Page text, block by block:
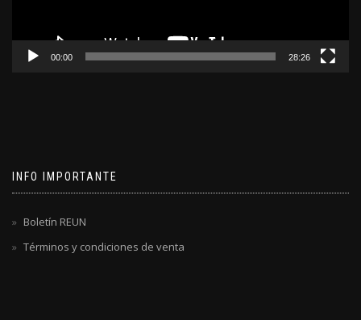
00:00 28:26
INFO IMPORTANTE
Boletín REUN
Términos y condiciones de venta